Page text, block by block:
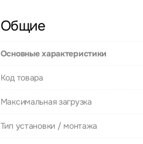
Общие
Основные характеристики
Код товара
Максимальная загрузка
Тип установки / монтажа